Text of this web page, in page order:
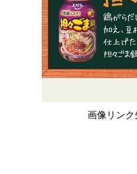
画像リンク